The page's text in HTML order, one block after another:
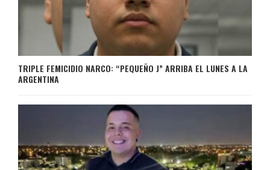
TRIPLE FEMICIDIO NARCO: “PEQUEÑO J” ARRIBA EL LUNES A LA
ARGENTINA